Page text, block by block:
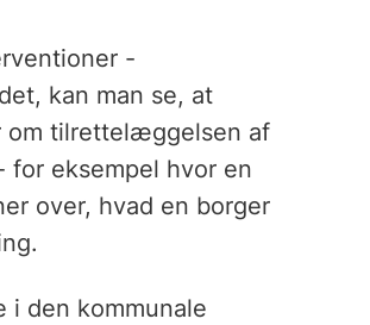
-
kan man se, at
om tilrettelæggelsen af
eksempel hvor en
over, hvad en borger
i den kommunale